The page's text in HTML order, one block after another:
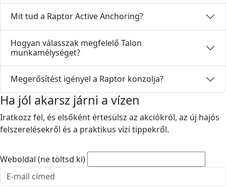
Mit tud a Raptor Active Anchoring?
Hogyan válasszak megfelelő Talon
munkamélységet?
Megerősítést igényel a Raptor konzolja?
Ha jól akarsz járni a vízen
Iratkozz fel, és elsőként értesülsz az akciókról, az új hajós
felszerelésekről és a praktikus vízi tippekről.
Weboldal (ne töltsd ki)
E-mail cím